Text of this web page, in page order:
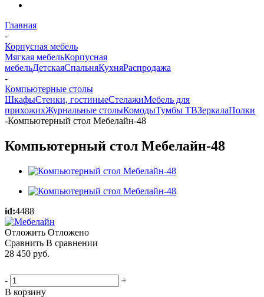
Главная
-
Корпусная мебель
Мягкая мебельКорпусная
мебельДетскаяСпальняКухняРаспродажа
-
Компьютерные столы
ШкафыСтенки, гостиныеСтелажиМебель для
прихожихЖурнальные столыКомодыТумбы ТВЗеркалаПолки
-Компьютерный стол Мебелайн-48
Компьютерный стол Мебелайн-48
id:4488
Отложить Отложено
Сравнить В сравнении
28 450 руб.
-
+
В корзину